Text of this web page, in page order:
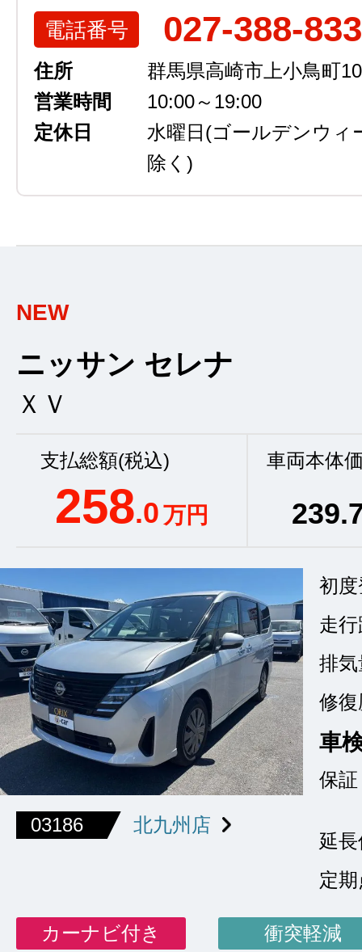
電話番号 027-388-
住所
群馬県高崎市上小鳥町
営業時間
10:00～19:00
定休日
水曜日 (ゴールデンウィ
除く)
NEW
ニッサン セレナ
ＸＶ
支払総額(税込)
258.0万円
車両本体
239
03186 北九州店
初
走
排気
修復
車
保証
延
定
カーナビ付き 衝突軽減